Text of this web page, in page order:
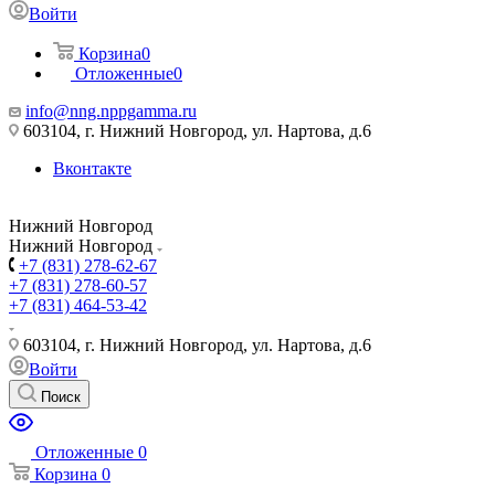
Войти
Корзина0
Отложенные0
info@nng.nppgamma.ru
603104, г. Нижний Новгород, ул. Нартова, д.6
Вконтакте
Нижний Новгород
Нижний Новгород
+7 (831) 278-62-67
+7 (831) 278-60-57
+7 (831) 464-53-42
603104, г. Нижний Новгород, ул. Нартова, д.6
Войти
Поиск
Отложенные 0
Корзина 0